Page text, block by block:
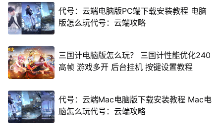
代号：云端电脑版PC端下载安装教程 电脑
版怎么玩代号：云端攻略
三国计电脑版怎么玩？ 三国计性能优化240
高帧 游戏多开 后台挂机 按键设置教程
代号：云端Mac电脑版下载安装教程 Mac电
脑怎么玩代号：云端攻略